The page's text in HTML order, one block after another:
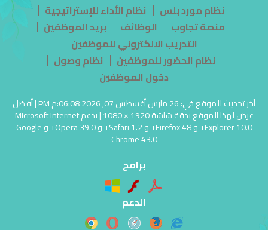
نظام مورد بلس
نظام الأداء للإستراتيجية
منصة تجاوب
الوظائف
بريد الموظفين
التدريب الالكتروني للموظفين
نظام الحضور للموظفين
نظام وصول
دخول الموظفين
آخر تحديث للموقع في: 26 مارس أغسطس 07, 2026 06:08:م PM | أفضل
عرض لهذا الموقع بدقة شاشة 1920 × 1080 | يدعم Microsoft Internet
Explorer 10.0+ و Firefox 48+ و Safari 1.2+ و Opera 39.0+ و Google
Chrome 43.0
برامج
الدعم